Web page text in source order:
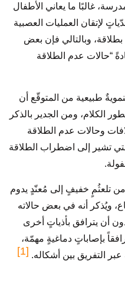
غالبًا ما يعاني الأطفال
لإتقان العمليات العصبية
وبالتالي فإن بعض
“حالات عدم الطلاقة
طبيعية من المتوقّع أن
الكلام، ومن الجدير بالذكر
وحالات عدم الطلاقة
التي تشير إلى اضطراب الطلاقة
من تلعثُمٍ خفيفٍ إلى مُعنّدٍ يدوم
ويُذكر أنه في بعض حالاته
أن يترافق بأذياتٍ أخرى
بإصاباتٍ دماغيةٍ مهمّة،
عبر التفريق بين أشكاله. [1]